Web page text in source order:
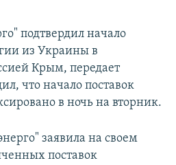
подтвердил начало
из Украины в
Крым, передает
что начало поставок
в ночь на вторник.
заявила на своем
поставок